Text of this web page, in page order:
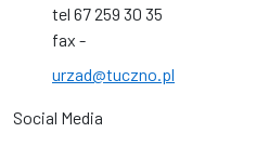
tel 67 259 30 35
fax -
urzad@tuczno.pl
Social Media